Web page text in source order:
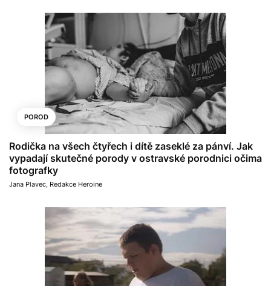
POROD
Rodička na všech čtyřech i dítě zaseklé za pánví. Jak
vypadají skutečné porody v ostravské porodnici očima
fotografky
Jana Plavec, Redakce Heroine